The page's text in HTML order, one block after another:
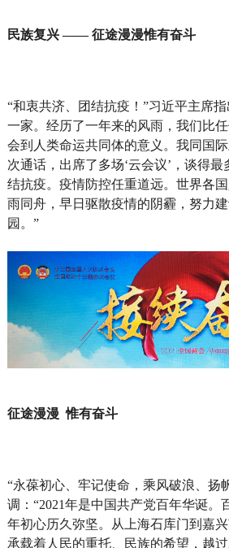
民族复兴 —— 征途漫漫惟有奋斗
“和衷共济、团结抗疫！”习近平主席
一家。经历了一年来的风雨，我们比
会到人类命运共同体的意义。我同国
次通话，出席了多场‘云会议’，谈得
结抗疫。疫情防控任重道远。世界各
雨同舟，早日驱散疫情的阴霾，努力
园。”
征途漫漫 惟有奋斗
“永葆初心、牢记使命，乘风破浪、扬
调：“2021年是中国共产党百年华诞。
年初心历久弥坚。从上海石库门到嘉
承载着人民的重托、民族的希望，越